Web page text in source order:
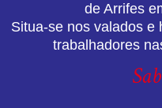
de Arrifes
Situa-se nos valados e
trabalhadores